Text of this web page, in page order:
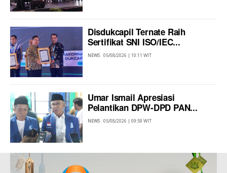
Disdukcapil Ternate Raih
Sertifikat SNI ISO/IEC...
NEWS 05/08/2026 | 10:11 WIT
Umar Ismail Apresiasi
Pelantikan DPW-DPD PAN...
NEWS 05/08/2026 | 09:59 WIT